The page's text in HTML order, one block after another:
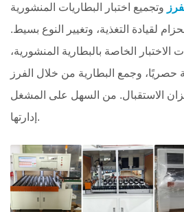
وتجميع اختبار البطاريات المنشورية
لقيادة التغذية، وتغيير النوع بسيط.
الاختبار الخاصة بالبطارية المنشورية،
حصريًا، وجمع البطارية من خلال الفرز
الاستقبال. من السهل على المشغل
إدارتها.